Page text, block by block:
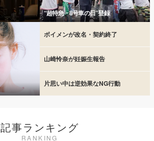
“超特急・8号車の日”登録
ボイメンが改名・契約終了
山崎怜奈が妊娠生報告
片思い中は逆効果なNG行動
記事ランキング
RANKING